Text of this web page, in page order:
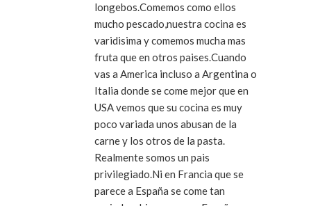
longebos.Comemos como ellos
mucho pescado,nuestra cocina es
varidisima y comemos mucha mas
fruta que en otros paises.Cuando
vas a America incluso a Argentina o
Italia donde se come mejor que en
USA vemos que su cocina es muy
poco variada unos abusan de la
carne y los otros de la pasta.
Realmente somos un pais
privilegiado.Ni en Francia que se
parece a España se come tan